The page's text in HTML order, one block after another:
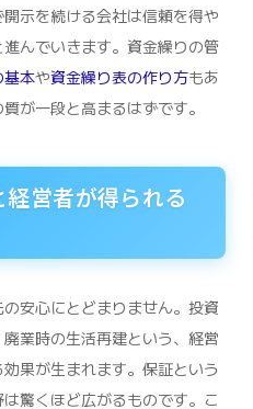
示を続ける会社は信頼を得や
んでいきます。資金繰りの管
基本や資金繰り表の作り方もあ
が一段と高まるはずです。
営者が得られる
安心にとどまりません。投資
業時の生活再建という、経営
果が生まれます。保証という
驚くほど広がるものです。こ